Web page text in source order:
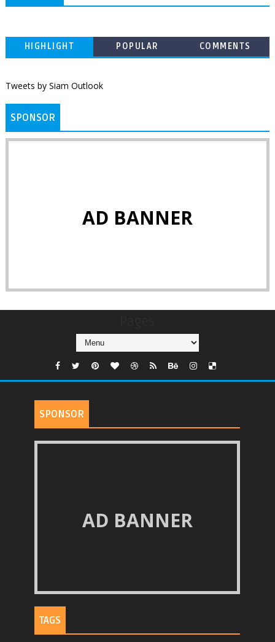
HIGHLIGHT POPULAR COMMENTS
Tweets by Siam Outlook
SPONSOR
AD BANNER
SPONSOR
AD BANNER
TAGS